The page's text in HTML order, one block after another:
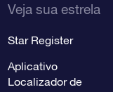
Veja sua estrela
Star Register
Aplicativo
Localizador de